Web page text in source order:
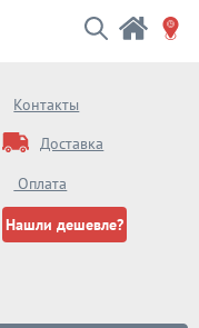
Контакты
Доставка
Оплата
Нашли дешевле?